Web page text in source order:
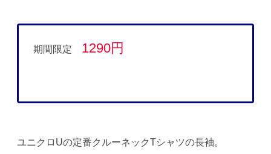
期間限定 1290円
ユニクロUの定番クルーネックTシャツの長袖。